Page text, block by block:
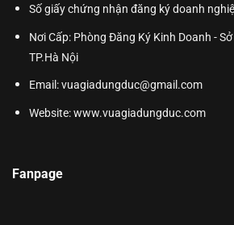
Số giấy chứng nhận đăng ký doanh
Nơi Cấp: Phòng Đăng Ký Kinh Doanh -
TP.Hà Nội
Email: vuagiadungduc@gmail.com
Website:www.vuagiadungduc.com
Fanpage